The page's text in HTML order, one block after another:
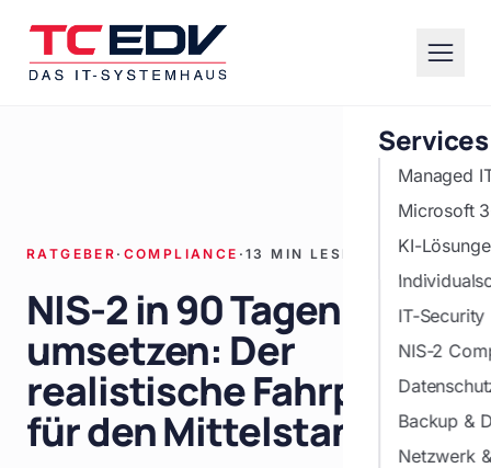
Services
Managed
Microsoft
KI-
IT-Security
NIS-2
Backup &
Netzwerk
RATGEBER · COMPLIANCE ·13 MIN LESEZEIT
NIS-2 in 90 Tagen
umsetzen: Der
realistische Fahrplan
für den Mittelstand